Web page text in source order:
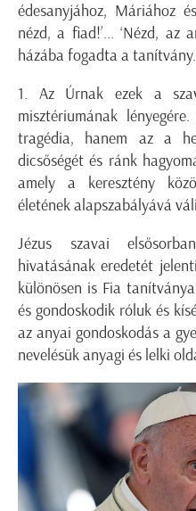
édesanyjához, Máriához
nézd, a fiad!’... ‘Nézd, az
házába fogadta a
1. Az Úrnak ezek a
misztériumának
tragédia, hanem az a
dicsőségét és ránk
amely a keresztény
életének alapszabályává
Jézus szavai
hivatásának eredetét
különösen is Fia
és gondoskodik róluk és
az anyai gondoskodás a
nevelésük anyagi és lelki